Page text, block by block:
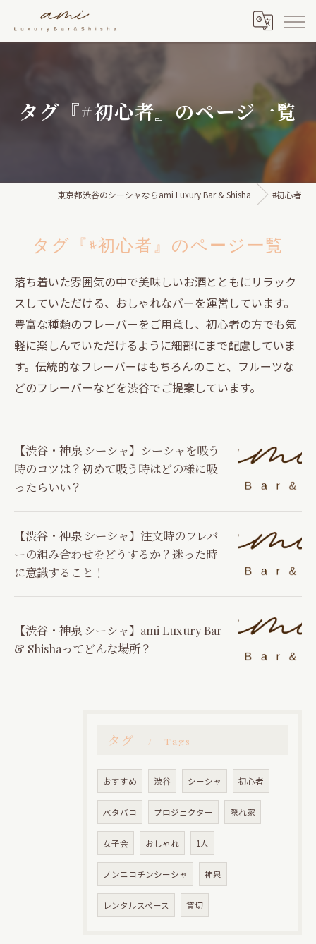
タグ『#初心者』のページ一覧
東京都渋谷のシーシャならami Luxury Bar & Shisha #初心者
タグ『#初心者』のページ一覧
落ち着いた雰囲気の中で美味しいお酒とともにリラック
スしていただける、おしゃれなバーを運営しています。
豊富な種類のフレーバーをご用意し、初心者の方でも気
軽に楽しんでいただけるように細部にまで配慮していま
す。伝統的なフレーバーはもちろんのこと、フルーツな
どのフレーバーなどを渋谷でご提案しています。
【渋谷・神泉|シーシャ】シーシャを吸う
時のコツは？初めて吸う時はどの様に吸
ったらいい？
【渋谷・神泉|シーシャ】注文時のフレバ
ーの組み合わせをどうするか？迷った時
に意識すること！
【渋谷・神泉|シーシャ】ami Luxury Bar
& Shishaってどんな場所？
タグ Tags
おすすめ 渋谷 シーシャ 初心者
水タバコ プロジェクター 隠れ家
女子会 おしゃれ 1人
ノンニコチンシーシャ 神泉
レンタルスペース 貸切